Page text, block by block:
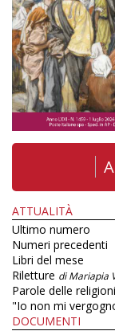
ATTUALITÀ
Ultimo numero
Numeri precedenti
Libri del mese
Riletture di Mariapia
Parole delle religioni
"Io non mi
DOCUMENTI